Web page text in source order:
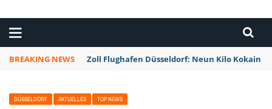
BREAKING NEWS Zoll Flughafen Düsseldorf: Neun Kilo Kokain
DÜSSELDORF AKTUELLES TOP NEWS